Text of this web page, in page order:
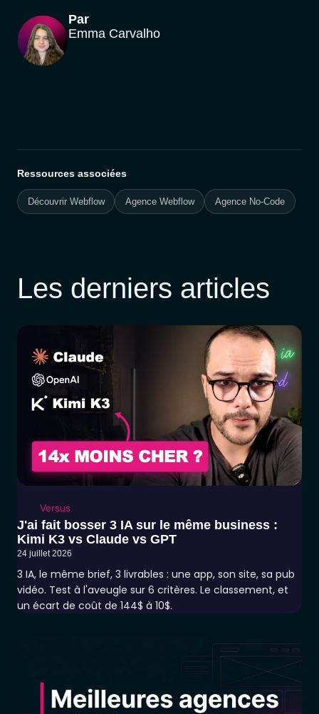
Par
Emma Carvalho
Ressources associées
Découvrir Webflow Agence Webflow Agence No-Code
Les derniers articles
Versus
J'ai fait bosser 3 IA sur le même business :
Kimi K3 vs Claude vs GPT
24 juillet 2026
3 IA, le même brief, 3 livrables : une app, son site, sa pub
vidéo. Test à l'aveugle sur 6 critères. Le classement, et
un écart de coût de 144$ à 10$.